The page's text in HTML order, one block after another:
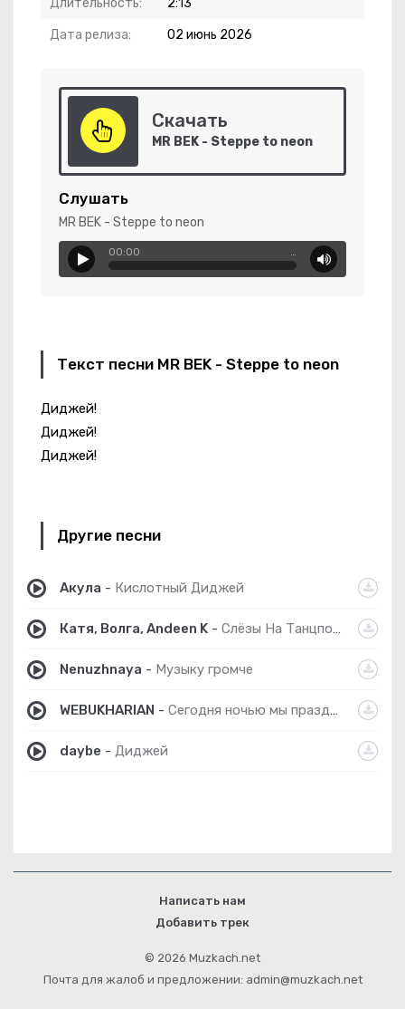
Длительность: 2:13
Дата релиза: 02 июнь 2026
Скачать
MR BEK - Steppe to neon
Слушать
MR BEK - Steppe to neon
00:00 …
Текст песни MR BEK - Steppe to neon
Диджей!
Диджей!
Диджей!
Другие песни
Акула - Кислотный Диджей
Катя, Волга, Andeen K - Слёзы На Танцполе (Remix)
Nenuzhnaya - Музыку громче
WEBUKHARIAN - Сегодня ночью мы празднуем
daybe - Диджей
Написать нам
Добавить трек
© 2026 Muzkach.net
Почта для жалоб и предложении: admin@muzkach.net
Рая
Не Могу Уснуть
-Незабудка
Код 2.0